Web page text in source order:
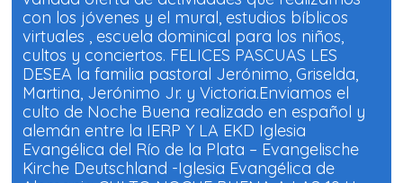
e
v
a
)
e
v
a
)
con los jóvenes y el mural, estudios bíblicos
virtuales , escuela dominical para los niños,
cultos y conciertos. FELICES PASCUAS LES
DESEA la familia pastoral Jerónimo, Griselda,
Martina, Jerónimo Jr. y Victoria.Enviamos el
culto de Noche Buena realizado en español y
alemán entre la IERP Y LA EKD Iglesia
Evangélica del Río de la Plata – Evangelische
Kirche Deutschland -Iglesia Evangélica de